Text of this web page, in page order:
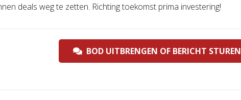
deals weg te zetten. Richting toekomst prima investering!
BOD UITBRENGEN OF BERICHT STUREN